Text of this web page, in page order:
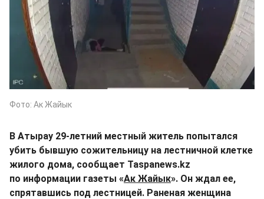
Фото: Ак Жайык
В Атырау 29-летний местный житель попытался
убить бывшую сожительницу на лестничной клетке
жилого дома, сообщает Taspanews.kz
по информации газеты «Ак Жайык». Он ждал ее,
спрятавшись под лестницей. Раненая женщина